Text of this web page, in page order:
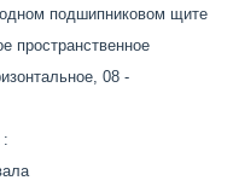
подшипниковом щите
пространственное
08 -
: